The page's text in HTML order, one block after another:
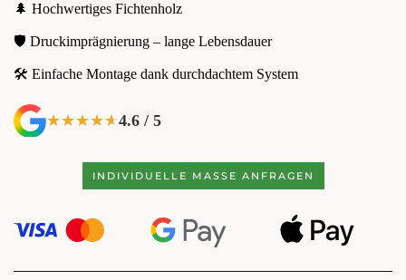
🌲 Hochwertiges Fichtenholz
🛡️ Druckimprägnierung – lange Lebensdauer
🛠️ Einfache Montage dank durchdachtem System
★★★★★
★★★★★4.6 / 5
INDIVIDUELLE MASSE ANFRAGEN